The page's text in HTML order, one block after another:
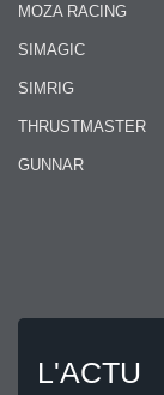
MOZA RACING
SIMAGIC
SIMRIG
THRUSTMASTER
GUNNAR
L'ACTU